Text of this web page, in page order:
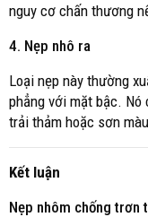
nguy cơ chấn thương
4. Nẹp nhô ra
Loại nẹp này thường
phẳng với mặt bậc.
trải thảm hoặc sơn
Kết luận
Nẹp nhôm chống trơn